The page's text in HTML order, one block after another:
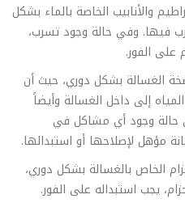
والأنابيب الخاصة بالماء بشكل
فيها. وفي حالة وجود تسرب،
على الفور.
الغسالة بشكل دوري، حيث أن
إلى داخل الغسالة وأيضاً
حالة وجود أي مشاكل في
مؤهل لإصلاحها أو استبدالها.
الخاص بالغسالة بشكل دوري،
يجب استبداله على الفور.